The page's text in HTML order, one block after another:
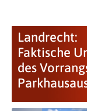
Landrecht:
Faktische
des